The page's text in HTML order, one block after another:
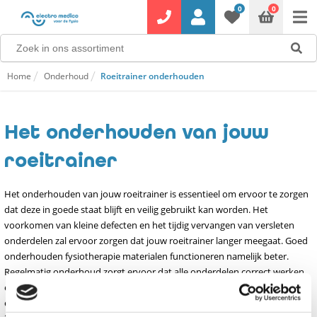
0 0
Home Onderhoud Roeitrainer onderhouden
Het onderhouden van jouw
roeitrainer
Het onderhouden van jouw roeitrainer is essentieel om ervoor te zorgen
dat deze in goede staat blijft en veilig gebruikt kan worden. Het
voorkomen van kleine defecten en het tijdig vervangen van versleten
onderdelen zal ervoor zorgen dat jouw roeitrainer langer meegaat. Goed
onderhouden fysiotherapie materialen functioneren namelijk beter.
Regelmatig onderhoud zorgt ervoor dat alle onderdelen correct werken
en in goede staat verkeren. Door ervoor te zorgen dat jouw apparatuur
en materialen in topconditie zijn, kun je de beste zorg en resultaten aan